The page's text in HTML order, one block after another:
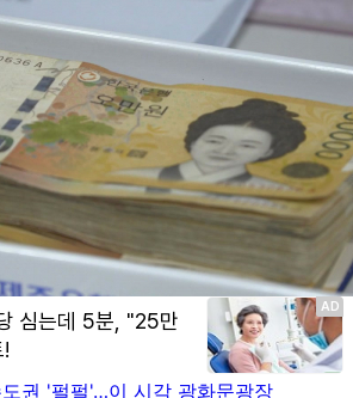
권 '펄펄'…이 시각 광화문광장